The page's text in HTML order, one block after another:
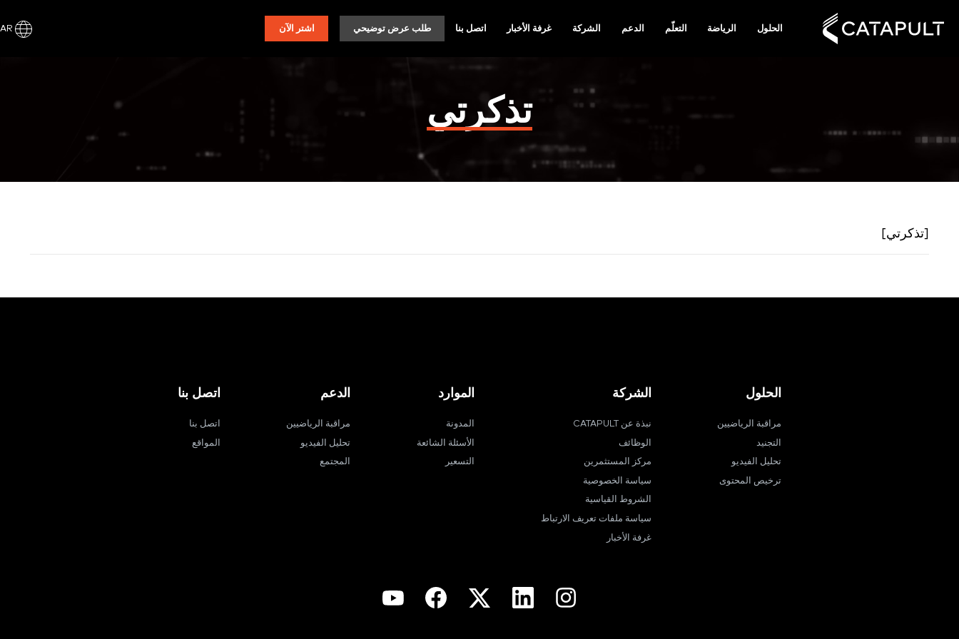
الحلول الرياضة التعلّم الدعم الشركة غرفة الأخبار اتصل بنا طلب عرض توضيحي اشتر الآن
تذكرتي
[تذكرتي]
الحلول
مراقبة الرياضيين
التجنيد
تحليل الفيديو
ترخيص المحتوى
الشركة
نبذة عن CATAPULT
الوظائف
مركز المستثمرين
سياسة الخصوصية
الشروط القياسية
سياسة ملفات تعريف الارتباط
غرفة الأخبار
الموارد
المدونة
الأسئلة الشائعة
التسعير
الدعم
مراقبة الرياضيين
تحليل الفيديو
المجتمع
اتصل بنا
اتصل بنا
المواقع